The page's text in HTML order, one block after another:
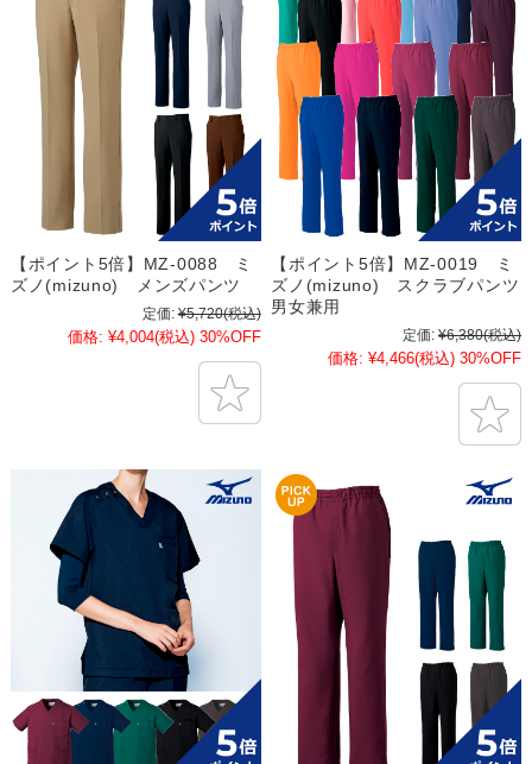
【ポイント5倍】MZ-0088 ミ
ズノ(mizuno) メンズパンツ
定価: ¥5,720(税込)
価格: ¥4,004(税込) 30%OFF
【ポイント5倍】MZ-0019 ミ
ズノ(mizuno) スクラブパンツ
男女兼用
定価: ¥6,380(税込)
価格: ¥4,466(税込) 30%OFF